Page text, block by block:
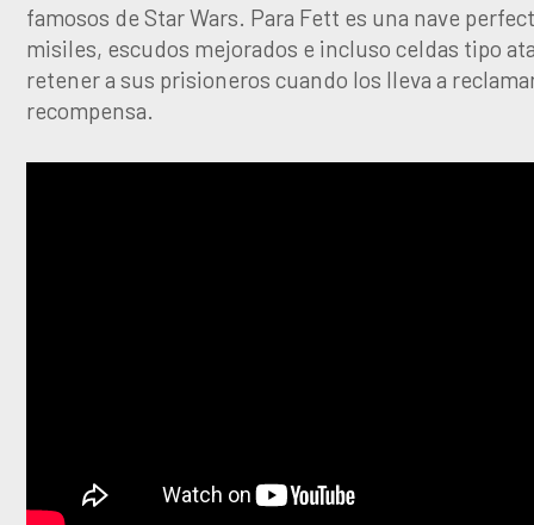
famosos de Star Wars. Para Fett es una nave
misiles, escudos mejorados e incluso celdas tipo
retener a sus prisioneros cuando los lleva a
recompensa.